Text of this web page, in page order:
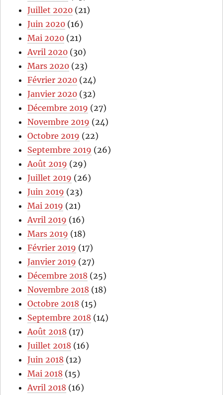
Juillet 2020 (21)
Juin 2020 (16)
Mai 2020 (21)
Avril 2020 (30)
Mars 2020 (23)
Février 2020 (24)
Janvier 2020 (32)
Décembre 2019 (27)
Novembre 2019 (24)
Octobre 2019 (22)
Septembre 2019 (26)
Août 2019 (29)
Juillet 2019 (26)
Juin 2019 (23)
Mai 2019 (21)
Avril 2019 (16)
Mars 2019 (18)
Février 2019 (17)
Janvier 2019 (27)
Décembre 2018 (25)
Novembre 2018 (18)
Octobre 2018 (15)
Septembre 2018 (14)
Août 2018 (17)
Juillet 2018 (16)
Juin 2018 (12)
Mai 2018 (15)
Avril 2018 (16)